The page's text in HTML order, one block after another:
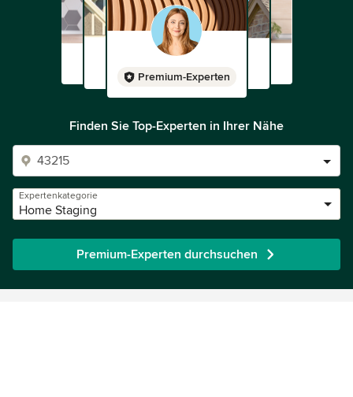
Premium-Experten
Finden Sie Top-Experten in Ihrer Nähe
Expertenkategorie
Home Staging
Premium-Experten durchsuchen